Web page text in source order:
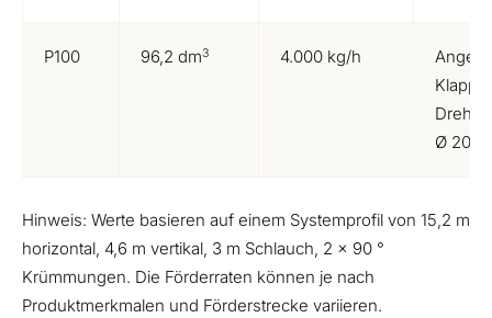
P100 96,2 dm3 4.000 kg/h
Ø 200
Hinweis: Werte basieren auf einem Systemprofil von 15,2 m
horizontal, 4,6 m vertikal, 3 m Schlauch, 2 x 90 °
Krümmungen. Die Förderraten können je nach
Produktmerkmalen und Förderstrecke variieren.